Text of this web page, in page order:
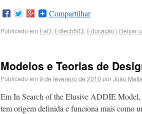
Compartilhar
Publicado em EaD, Edtech503, Educação | Deixar
Modelos e Teorias de
Publicado em 9 de fevereiro de 2010 porJoão
Em In Search of the Elusive ADDIE
tem origem definida e funciona mais como